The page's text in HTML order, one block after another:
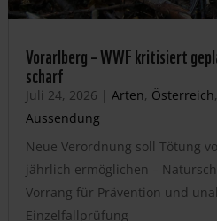
Vorarlberg – WWF kritisiert
scharf
Juli 24, 2026 | Arten, Österreich,
Aussendung
Neue Verordnung soll Tötung
jährlich ermöglichen –
Vorrang für Prävention und
Einzelfallprüfung